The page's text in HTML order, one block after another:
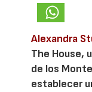
Alexandra
The House,
de los
establecer